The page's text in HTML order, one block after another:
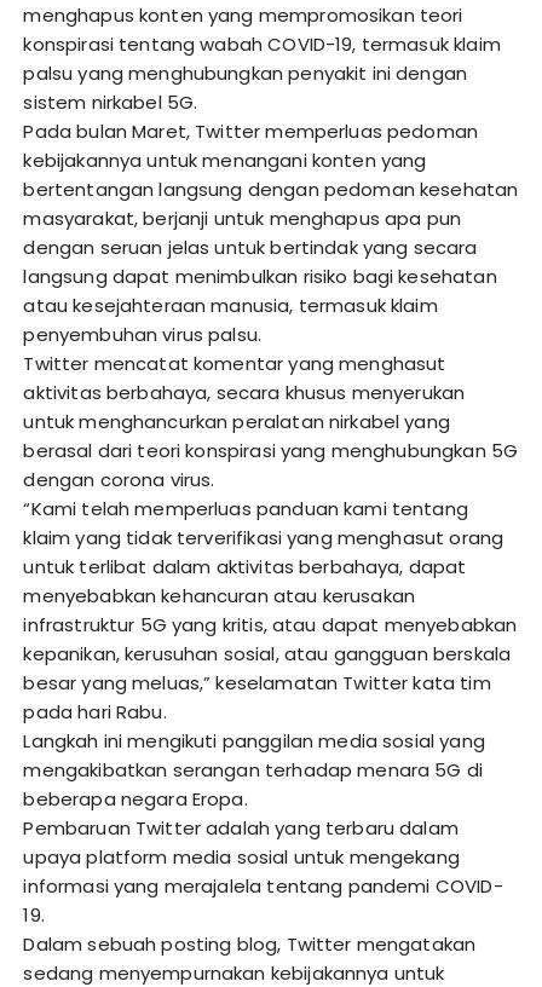
menghapus konten yang mempromosikan teori
konspirasi tentang wabah COVID-19, termasuk klaim
palsu yang menghubungkan penyakit ini dengan
sistem nirkabel 5G.
Pada bulan Maret, Twitter memperluas pedoman
kebijakannya untuk menangani konten yang
bertentangan langsung dengan pedoman kesehatan
masyarakat, berjanji untuk menghapus apa pun
dengan seruan jelas untuk bertindak yang secara
langsung dapat menimbulkan risiko bagi kesehatan
atau kesejahteraan manusia, termasuk klaim
penyembuhan virus palsu.
Twitter mencatat komentar yang menghasut
aktivitas berbahaya, secara khusus menyerukan
untuk menghancurkan peralatan nirkabel yang
berasal dari teori konspirasi yang menghubungkan 5G
dengan corona virus.
“Kami telah memperluas panduan kami tentang
klaim yang tidak terverifikasi yang menghasut orang
untuk terlibat dalam aktivitas berbahaya, dapat
menyebabkan kehancuran atau kerusakan
infrastruktur 5G yang kritis, atau dapat menyebabkan
kepanikan, kerusuhan sosial, atau gangguan berskala
besar yang meluas,” keselamatan Twitter kata tim
pada hari Rabu.
Langkah ini mengikuti panggilan media sosial yang
mengakibatkan serangan terhadap menara 5G di
beberapa negara Eropa.
Pembaruan Twitter adalah yang terbaru dalam
upaya platform media sosial untuk mengekang
informasi yang merajalela tentang pandemi COVID-
19.
Dalam sebuah posting blog, Twitter mengatakan
sedang menyempurnakan kebijakannya untuk